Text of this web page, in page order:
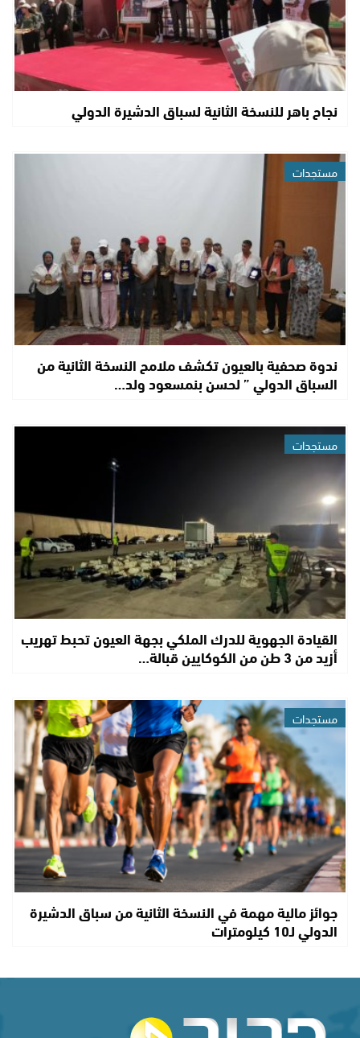
نجاح باهر للنسخة الثانية لسباق الدشيرة الدولي
مستجدات
ندوة صحفية بالعيون تكشف ملامح النسخة الثانية من
السباق الدولي ” لحسن بنمسعود ولد…
مستجدات
القيادة الجهوية للدرك الملكي بجهة العيون تحبط تهريب
أزيد من 3 طن من الكوكايين قبالة…
مستجدات
جوائز مالية مهمة في النسخة الثانية من سباق الدشيرة
الدولي لـ10 كيلومترات